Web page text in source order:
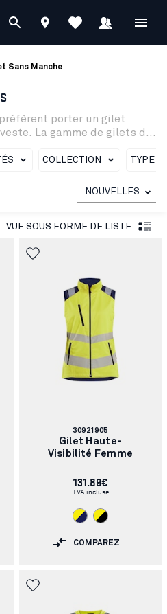
Sans Manche
porter un gilet
La gamme de gilets de
: à doublureCOLLECTION TYPE
NOUVELLES
VUE SOUS FORME DE LISTE
Numéro
d'article:
30921905
Gilet Haute-
Visibilité Femme
131.89€
TVA incluse
COMPAREZ